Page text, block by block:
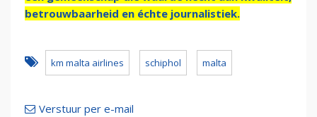
betrouwbaarheid en échte journalistiek.
km malta airlines schiphol malta
Verstuur per e-mail